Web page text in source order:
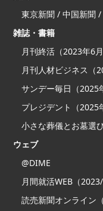
東京新聞 / 中国新聞
雑誌・書籍
月刊終活（2023年6月
月刊人材ビジネス（
サンデー毎日（2025
プレジデント（2025
小さな葬儀とお墓選
ウェブ
@DIME
月間就活WEB（2023/
読売新聞オンライン